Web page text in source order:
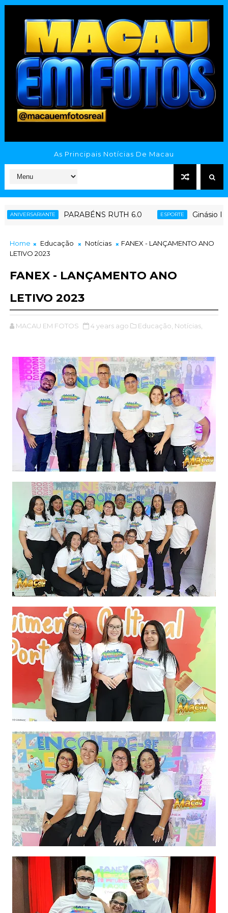
As Principais Notícias De Macau
PARABÉNS RUTH 6.0 ESPORTE Ginásio
Home Educação Notícias
FANEX - LANÇAMENTO ANO
LETIVO 2023
FANEX - LANÇAMENTO ANO
LETIVO 2023
MACAU EM FOTOS 4 years ago Educação, Notícias,